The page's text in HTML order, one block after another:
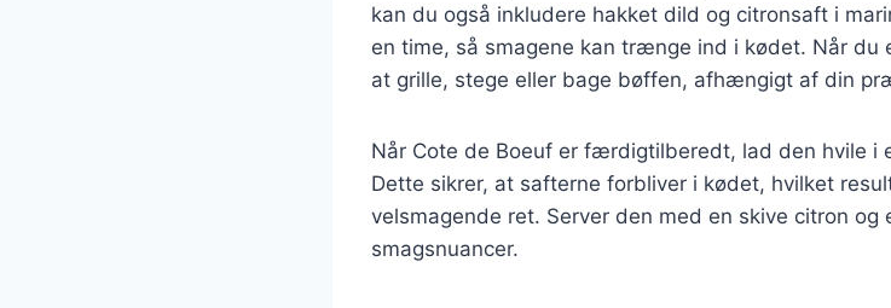
kan du også inkludere hakket dild og citronsaft i
en time, så smagene kan trænge ind i kødet. Når
at grille, stege eller bage bøffen, afhængigt af din
Når Cote de Boeuf er færdigtilberedt, lad den hvile i
Dette sikrer, at safterne forbliver i kødet, hvilket
velsmagende ret. Server den med en skive citron
smagsnuancer.